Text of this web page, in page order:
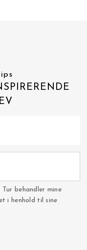
behandler mine
i henhold til sine